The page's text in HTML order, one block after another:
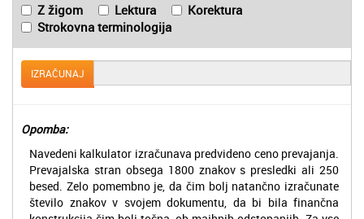
Z žigom Lektura
Korektura
Strokovna terminologija
IZRAČUNAJ
Opomba:
Navedeni kalkulator izračunava predvideno ceno prevajanja.
Prevajalska stran obsega 1800 znakov s presledki ali 250
besed. Zelo pomembno je, da čim bolj natančno izračunate
število znakov v svojem dokumentu, da bi bila finančna